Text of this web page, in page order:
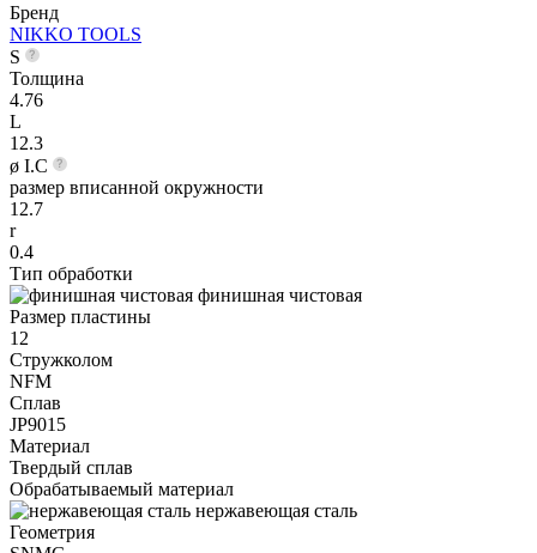
Бренд
NIKKO TOOLS
S
Толщина
4.76
L
12.3
ø I.C
размер вписанной окружности
12.7
r
0.4
Тип обработки
финишная чистовая
Размер пластины
12
Стружколом
NFM
Сплав
JP9015
Материал
Твердый сплав
Обрабатываемый материал
нержавеющая сталь
Геометрия